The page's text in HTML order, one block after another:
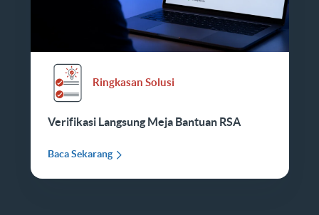
Ringkasan Solusi
Verifikasi Langsung Meja Bantuan RSA
Baca Sekarang